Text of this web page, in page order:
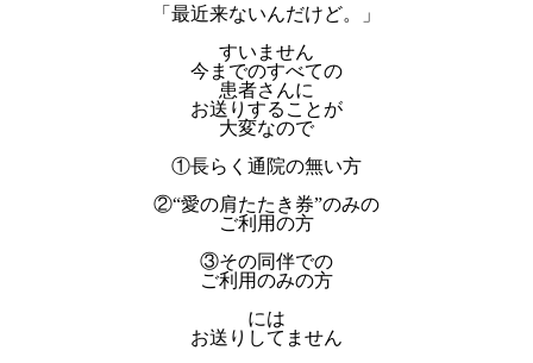
「最近来ないんだけど。」
すいません
今までのすべての
患者さんに
お送りすることが
大変なので
①長らく通院の無い方
②“愛の肩たたき券”のみの
ご利用の方
③その同伴での
ご利用のみの方
には
お送りしてません